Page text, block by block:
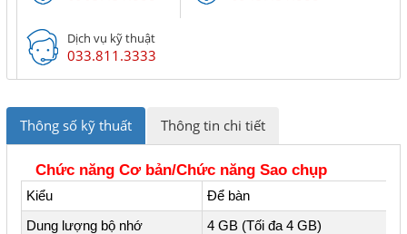
Dịch vụ kỹ thuật
033.811.3333
Thông số kỹ thuất Thông tin chi tiết
Chức năng Cơ bản/Chức năng Sao chụp
Kiểu Để bàn
Dung lượng bộ nhớ 4 GB (Tối đa 4 GB)